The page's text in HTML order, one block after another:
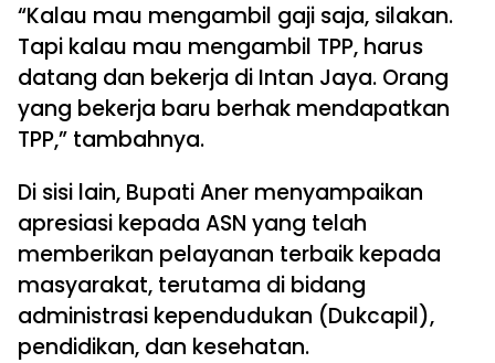
“Kalau mau mengambil gaji saja, silakan.
Tapi kalau mau mengambil TPP, harus
datang dan bekerja di Intan Jaya. Orang
yang bekerja baru berhak mendapatkan
TPP,” tambahnya.
Di sisi lain, Bupati Aner menyampaikan
apresiasi kepada ASN yang telah
memberikan pelayanan terbaik kepada
masyarakat, terutama di bidang
administrasi kependudukan (Dukcapil),
pendidikan, dan kesehatan.